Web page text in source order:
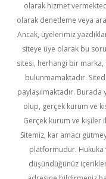
olarak hizmet
olarak denetleme veya
Ancak, üyelerimiz
siteye üye olarak bu
sitesi, herhangi bir marka,
bulunmamaktadır.
paylaşılmaktadır.
olup, gerçek kurum ve
Gerçek kurum ve
Sitemiz, kar amacı
platformudur. Hukuka
düşündüğünüz